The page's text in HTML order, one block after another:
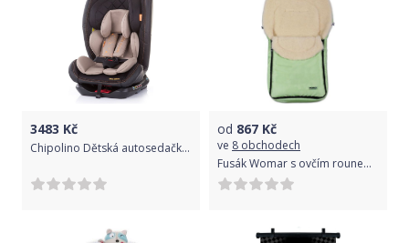
3483 Kč
Chipolino Dětská autosedačka Techno Humus 360 Isofix 0-36 kg
od 867 Kč
ve 8 obchodech
Fusák Womar s ovčím rounem světlle zelený